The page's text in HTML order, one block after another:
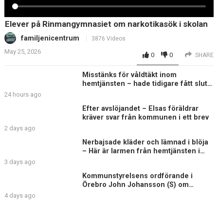
Elever på Rinmangymnasiet om narkotikasök i skolan
familjenicentrum 3876 Videos
May 25, 2026 0 0 SHARE
Misstänks för våldtäkt inom
hemtjänsten – hade tidigare fått sluta
24 hours ago
Efter avslöjandet – Elsas föräldrar
kräver svar från kommunen i ett brev
2 days ago
Nerbajsade kläder och lämnad i blöja
– Här är larmen från hemtjänsten i
3 days ago
Kommunstyrelsens ordförande i
Örebro John Johansson (S) om
4 days ago